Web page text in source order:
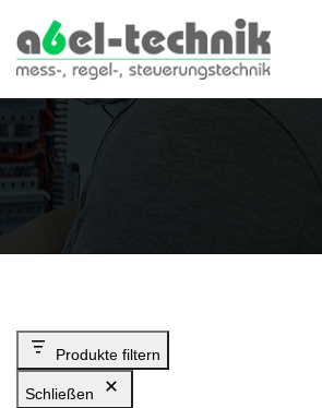
Produkte filtern
Schließen